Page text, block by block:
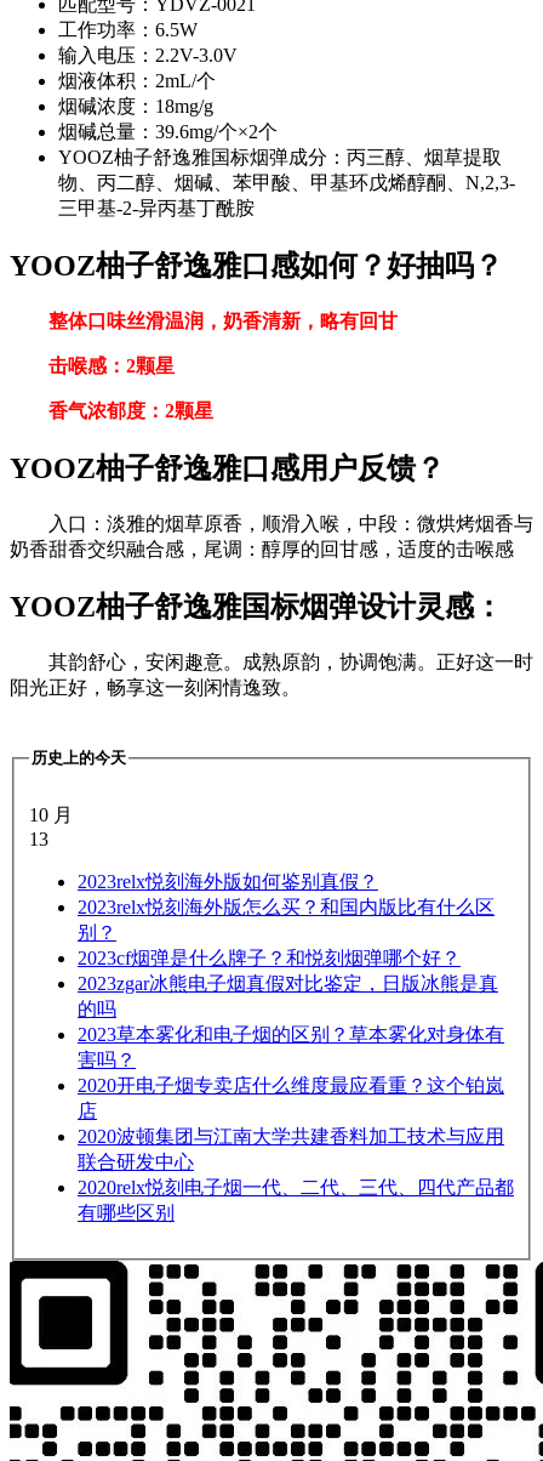
匹配型号：YDVZ-0021
工作功率：6.5W
输入电压：2.2V-3.0V
烟液体积：2mL/个
烟碱浓度：18mg/g
烟碱总量：39.6mg/个×2个
YOOZ柚子舒逸雅国标烟弹成分：丙三醇、烟草提取
物、丙二醇、烟碱、苯甲酸、甲基环戊烯醇酮、N,2,3-
三甲基-2-异丙基丁酰胺
YOOZ柚子舒逸雅口感如何？好抽吗？
整体口味丝滑温润，奶香清新，略有回甘
击喉感：2颗星
香气浓郁度：2颗星
YOOZ柚子舒逸雅口感用户反馈？
入口：淡雅的烟草原香，顺滑入喉，中段：微烘烤烟香与
奶香甜香交织融合感，尾调：醇厚的回甘感，适度的击喉感
YOOZ柚子舒逸雅国标烟弹设计灵感：
其韵舒心，安闲趣意。成熟原韵，协调饱满。正好这一时
阳光正好，畅享这一刻闲情逸致。
历史上的今天
10 月
13
2023relx悦刻海外版如何鉴别真假？
2023relx悦刻海外版怎么买？和国内版比有什么区
别？
2023cf烟弹是什么牌子？和悦刻烟弹哪个好？
2023zgar冰熊电子烟真假对比鉴定，日版冰熊是真
的吗
2023草本雾化和电子烟的区别？草本雾化对身体有
害吗？
2020开电子烟专卖店什么维度最应看重？这个铂岚
店
2020波顿集团与江南大学共建香料加工技术与应用
联合研发中心
2020relx悦刻电子烟一代、二代、三代、四代产品都
有哪些区别